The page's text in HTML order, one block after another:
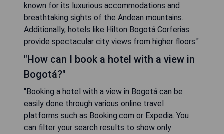
known for its luxurious accommodations and
breathtaking sights of the Andean mountains.
Additionally, hotels like Hilton Bogotá Corferias
provide spectacular city views from higher floors."
"How can I book a hotel with a view in
Bogotá?"
"Booking a hotel with a view in Bogotá can be
easily done through various online travel
platforms such as Booking.com or Expedia. You
can filter your search results to show only